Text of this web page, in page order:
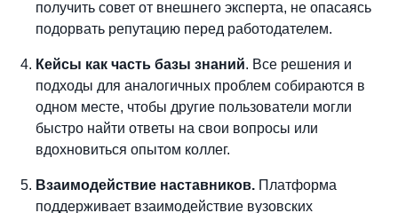
получить совет от внешнего эксперта, не опасаясь
подорвать репутацию перед работодателем.
Кейсы как часть базы знаний. Все решения и
подходы для аналогичных проблем собираются в
одном месте, чтобы другие пользователи могли
быстро найти ответы на свои вопросы или
вдохновиться опытом коллег.
Взаимодействие наставников. Платформа
поддерживает взаимодействие вузовских